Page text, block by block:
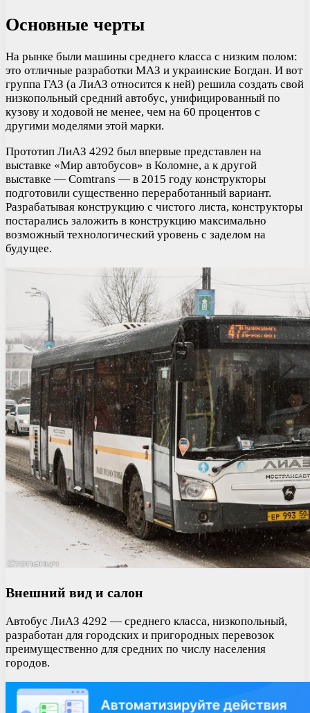
Основные черты
На рынке были машины среднего класса с низким полом:
это отличные разработки МАЗ и украинские Богдан. И вот
группа ГАЗ (а ЛиАЗ относится к ней) решила создать свой
низкопольный средний автобус, унифицированный по
кузову и ходовой не менее, чем на 60 процентов с
другими моделями этой марки.
Прототип ЛиАЗ 4292 был впервые представлен на
выставке «Мир автобусов» в Коломне, а к другой
выставке — Comtrans — в 2015 году конструкторы
подготовили существенно переработанный вариант.
Разрабатывая конструкцию с чистого листа, конструкторы
постарались заложить в конструкцию максимально
возможный технологический уровень с заделом на
будущее.
Внешний вид и салон
Автобус ЛиАЗ 4292 — среднего класса, низкопольный,
разработан для городских и пригородных перевозок
преимущественно для средних по числу населения
городов.